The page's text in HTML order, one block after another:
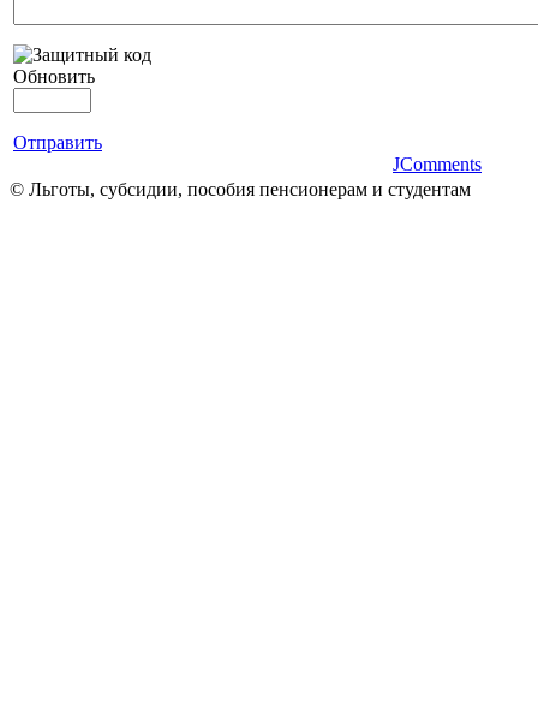
Обновить
Отправить
JComments
© Льготы, субсидии, пособия пенсионерам и студентам